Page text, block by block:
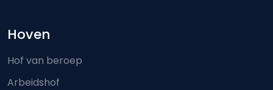
Hoven
Hof van beroep
Arbeidshof